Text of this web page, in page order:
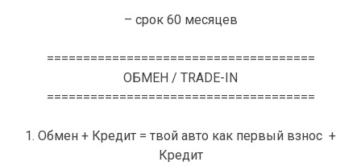
– срок 60 месяцев
=====================================
ОБМЕН / TRADE-IN
=====================================
1. Обмен + Кредит = твой авто как первый взнос +
Кредит